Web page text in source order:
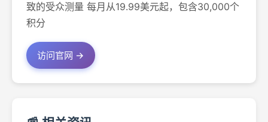
致的受众测量 每月从19.99美元起，包含30,000个
积分
访问官网 →